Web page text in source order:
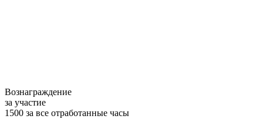
Вознаграждение
за участие
1500 за все отработанные часы